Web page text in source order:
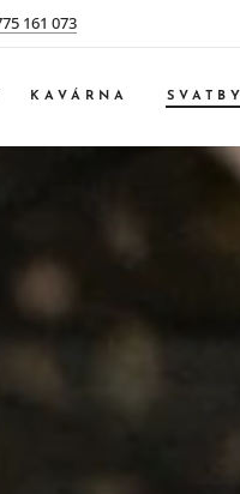
161 073
KAVÁRNA SVATBY